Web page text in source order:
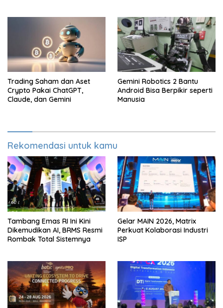
Trading Saham dan Aset
Crypto Pakai ChatGPT,
Claude, dan Gemini
Gemini Robotics 2 Bantu
Android Bisa Berpikir seperti
Manusia
Rekomendasi untuk kamu
Tambang Emas RI Ini Kini
Dikemudikan AI, BRMS Resmi
Rombak Total Sistemnya
Gelar MAIN 2026, Matrix
Perkuat Kolaborasi Industri
ISP